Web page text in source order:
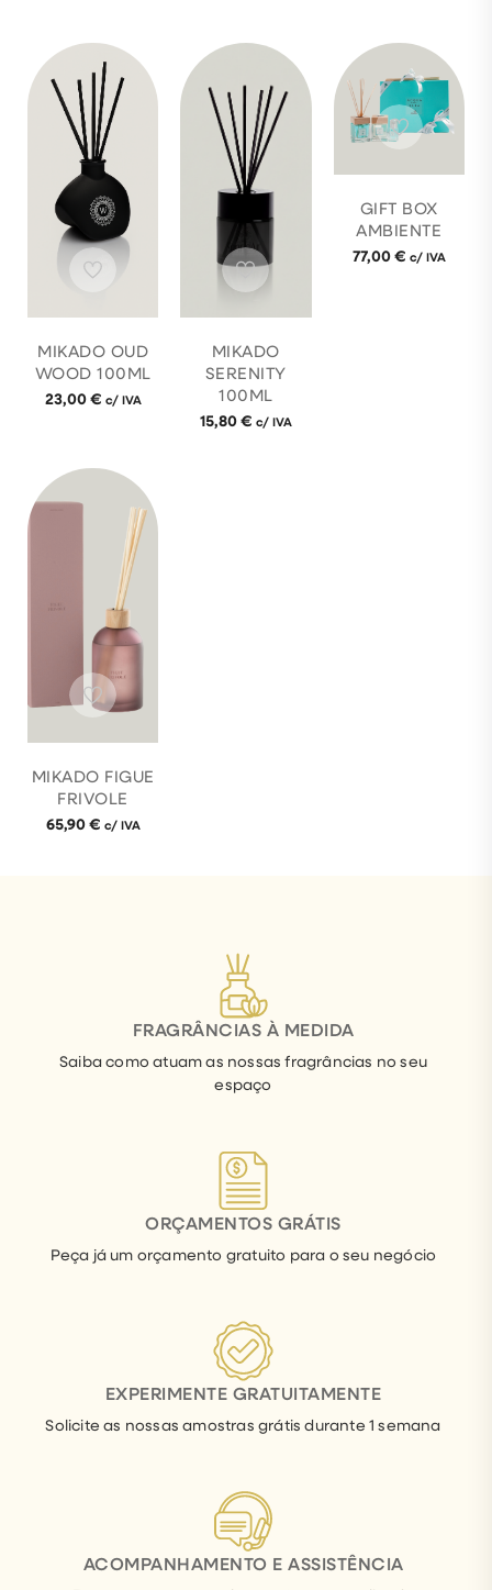
MIKADO OUD
WOOD 100ML
23,00€ c/ IVA
MIKADO
SERENITY
100ML
15,80€ c/ IVA
GIFT BOX
AMBIENTE
77,00€ c/ IVA
MIKADO FIGUE
FRIVOLE
65,90€ c/ IVA
FRAGRÂNCIAS À MEDIDA
Saiba como atuam as nossas fragrâncias no seu
espaço
ORÇAMENTOS GRÁTIS
Peça já um orçamento gratuito para o seu negócio
EXPERIMENTE GRATUITAMENTE
Solicite as nossas amostras grátis durante 1 semana
ACOMPANHAMENTO E ASSISTÊNCIA